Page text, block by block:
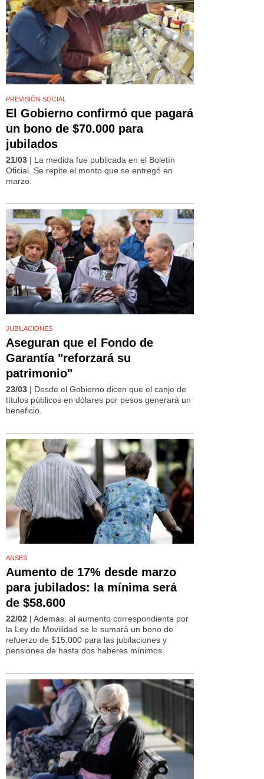
PREVISIÓN SOCIAL
El Gobierno confirmó que pagará
un bono de $70.000 para
jubilados
21/03 | La medida fue publicada en el Boletín
Oficial. Se repite el monto que se entregó en
marzo.
JUBILACIONES
Aseguran que el Fondo de
Garantía "reforzará su
patrimonio"
23/03 | Desde el Gobierno dicen que el canje de
títulos públicos en dólares por pesos generará un
beneficio.
ANSES
Aumento de 17% desde marzo
para jubilados: la mínima será
de $58.600
22/02 | Además, al aumento correspondiente por
la Ley de Movilidad se le sumará un bono de
refuerzo de $15.000 para las jubilaciones y
pensiones de hasta dos haberes mínimos.